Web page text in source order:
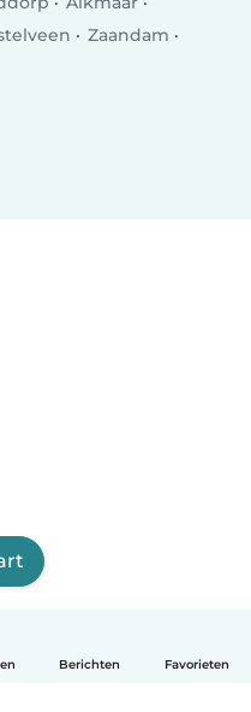
Berichten Favorieten
Zaandam